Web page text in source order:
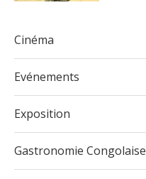
Cinéma
Evénements
Exposition
Gastronomie Congolaise